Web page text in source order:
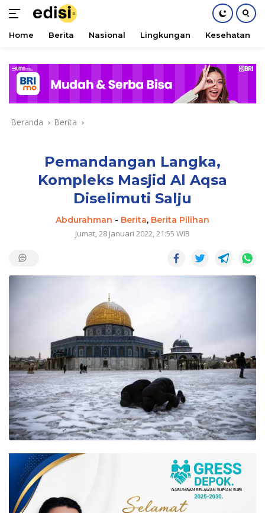
konten
Home Berita Nasional Lingkungan Kesehatan
Beranda Berita
Pemandangan Langka,
Kompleks Masjid Al Aqsa
Diselimuti Salju
Abdurahman - Berita, Berita Pilihan
Jumat, 28 Januari 2022, 21:55 WIB